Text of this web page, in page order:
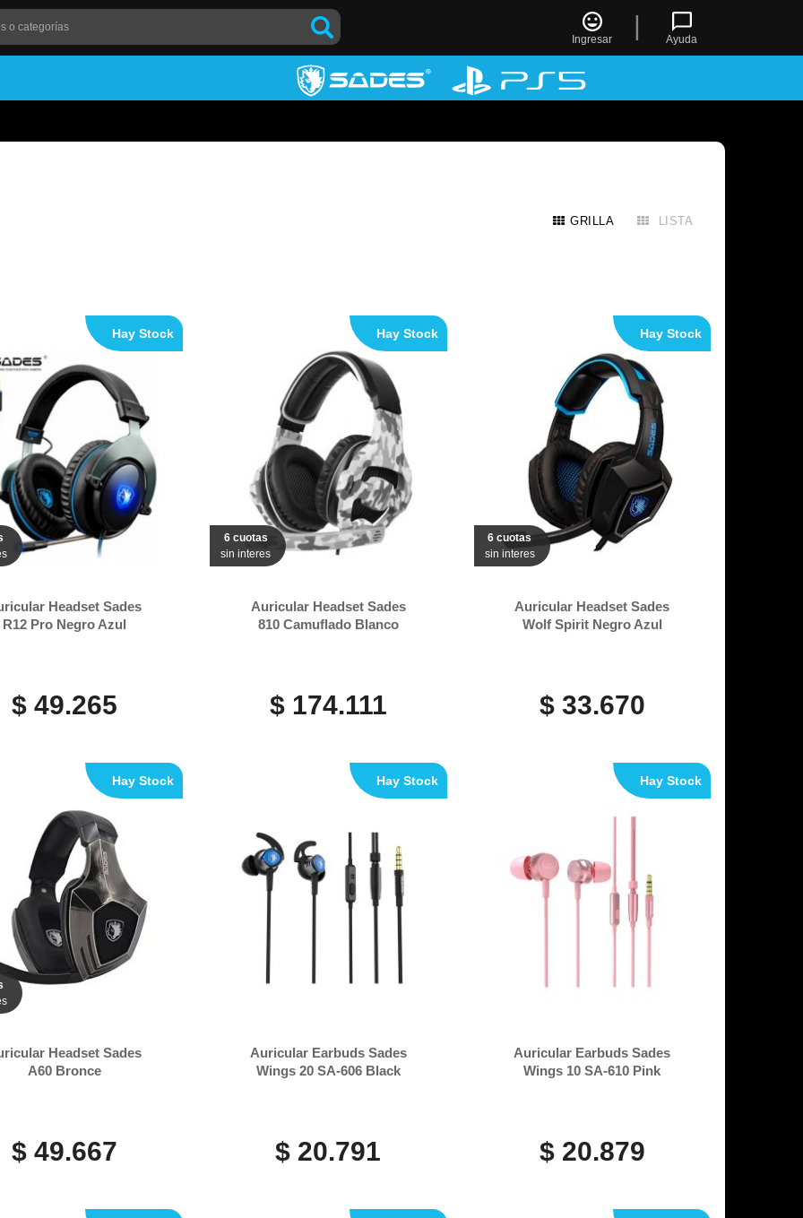
Ingresar | Ayuda
GRILLA LISTA
Headset Sades
R12 Pro Negro Azul
$ 49.265
Hay Stock
6 cuotas
sin interes
Auricular Headset Sades
810 Camuflado Blanco
$ 174.111
Hay Stock
6 cuotas
sin interes
Auricular Headset Sades
Wolf Spirit Negro Azul
$ 33.670
Hay Stock
Headset Sades
A60 Bronce
$ 49.667
Hay Stock
Auricular Earbuds Sades
Wings 20 SA-606 Black
$ 20.791
Hay Stock
Auricular Earbuds Sades
Wings 10 SA-610 Pink
$ 20.879
Hay Stock